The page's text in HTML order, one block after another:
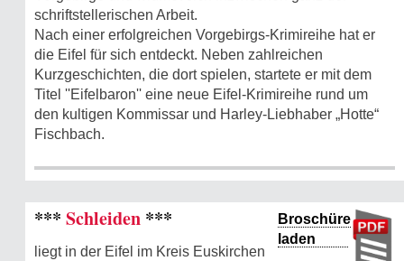
schriftstellerischen Arbeit.
Nach einer erfolgreichen Vorgebirgs-Krimireihe hat er
die Eifel für sich entdeckt. Neben zahlreichen
Kurzgeschichten, die dort spielen, startete er mit dem
Titel ''Eifelbaron'' eine neue Eifel-Krimireihe rund um
den kultigen Kommissar und Harley-Liebhaber „Hotte“
Fischbach.
Broschüre
laden
*** Schleiden ***
liegt in der Eifel im Kreis Euskirchen